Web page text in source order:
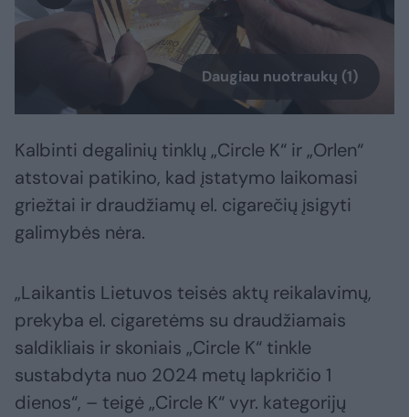
Daugiau nuotraukų (1)
Kalbinti degalinių tinklų „Circle K“ ir „Orlen“
atstovai patikino, kad įstatymo laikomasi
griežtai ir draudžiamų el. cigarečių įsigyti
galimybės nėra.
„Laikantis Lietuvos teisės aktų reikalavimų,
prekyba el. cigaretėms su draudžiamais
saldikliais ir skoniais „Circle K“ tinkle
sustabdyta nuo 2024 metų lapkričio 1
dienos“, – teigė „Circle K“ vyr. kategorijų